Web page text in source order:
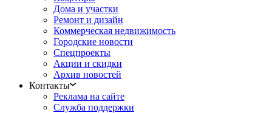
Дома и участки
Ремонт и дизайн
Коммерческая недвижимость
Городские новости
Спецпроекты
Акции и скидки
Архив новостей
Контакты
Реклама на сайте
Служба поддержки